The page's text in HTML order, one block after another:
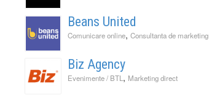
Beans United
Comunicare online, Consultanta de marketing
Biz Agency
Evenimente / BTL , Marketing direct